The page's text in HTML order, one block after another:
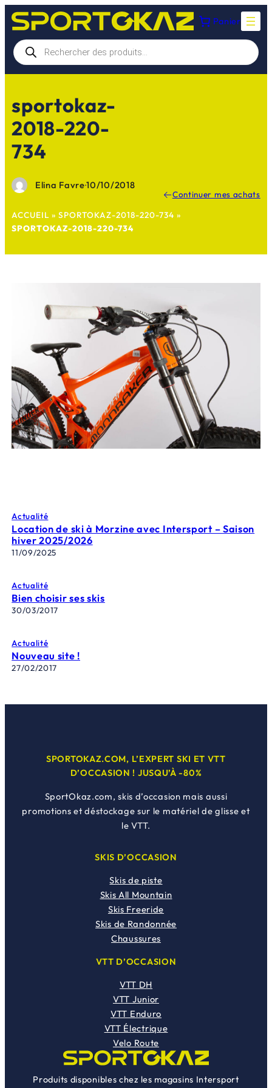
Aller
au
contenu
Panier
Recherche
de
produits
sportokaz-
2018-220-
734
Elina Favre·10/10/2018
Continuer mes achats
ACCUEIL » SPORTOKAZ-2018-220-734 »
SPORTOKAZ-2018-220-734
Actualité
Location de ski à Morzine avec Intersport – Saison
hiver 2025/2026
11/09/2025
Actualité
Bien choisir ses skis
30/03/2017
Actualité
Nouveau site !
27/02/2017
SPORTOKAZ.COM, L’EXPERT SKI ET VTT
D’OCCASION ! JUSQU’À -80%
SportOkaz.com, skis d’occasion mais aussi
promotions et déstockage sur le matériel de glisse et
le VTT.
SKIS D’OCCASION
Skis de piste
Skis All Mountain
Skis Freeride
Skis de Randonnée
Chaussures
VTT D’OCCASION
VTT DH
VTT Junior
VTT Enduro
VTT Électrique
Velo Route
Produits disponibles chez les magasins Intersport